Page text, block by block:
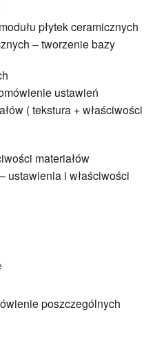
płytek ceramicznych
– tworzenie bazy
ustawień
( tekstura + właściwości
materiałów
ustawienia i właściwości
poszczególnych